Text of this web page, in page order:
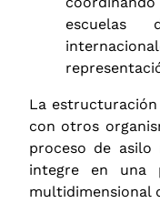
escuelas
La estructuración
con otros
proceso de asilo
integre en una
multidimensional